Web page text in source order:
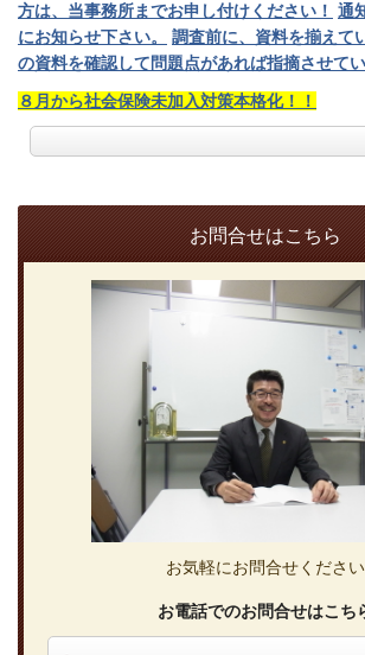
方は、当事務所までお申し付けください！ 通
にお知らせ下さい。
調査前に、資料を揃えて
の資料を確認して問題点があれば指摘させてい
８月から社会保険未加入対策本格化！！
お問合せはこちら
お気軽にお問合せください
お電話でのお問合せはこち